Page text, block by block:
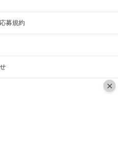
募規約